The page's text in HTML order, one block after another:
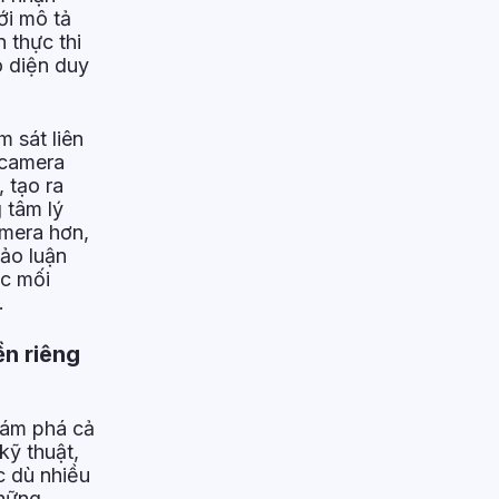
mô tả
thực thi
diện duy
sát liên
tạo ra
tâm lý
hơn,
luận
mối
riêng
phá cả
thuật,
dù nhiều